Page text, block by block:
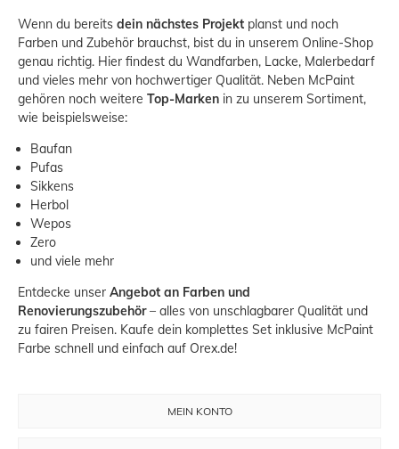
Wenn du bereits dein nächstes Projekt planst und noch
Farben und Zubehör brauchst, bist du in unserem Online-Shop
genau richtig. Hier findest du Wandfarben, Lacke, Malerbedarf
und vieles mehr von hochwertiger Qualität. Neben McPaint
gehören noch weitere Top-Marken in zu unserem Sortiment,
wie beispielsweise:
Baufan
Pufas
Sikkens
Herbol
Wepos
Zero
und viele mehr
Entdecke unser Angebot an Farben und
Renovierungszubehör– alles von unschlagbarer Qualität und
zu fairen Preisen. Kaufe dein komplettes Set inklusive McPaint
Farbe schnell und einfach auf Orex.de!
MEIN KONTO